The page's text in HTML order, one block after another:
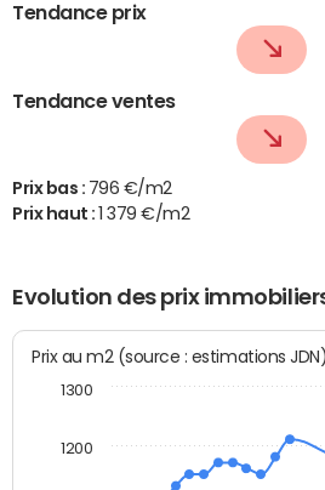
Tendance prix
Tendance ventes
Prix bas : 796 €/m2
Prix haut :
1 379 €/m2
Evolution des prix
Prix au m2 (source : estimations JDN)
1200
1300